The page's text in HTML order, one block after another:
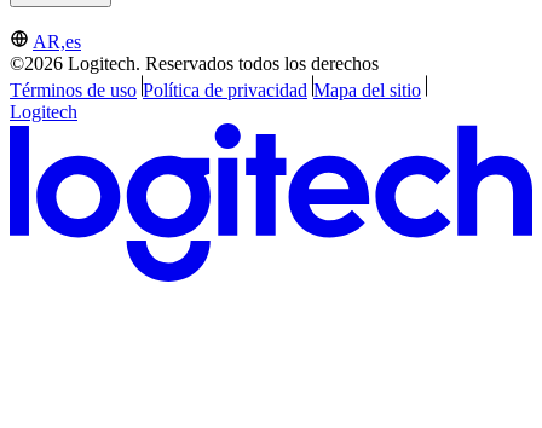
AR,es
©2026 Logitech. Reservados todos los derechos
Términos de uso Política de privacidad Mapa del sitio
Logitech